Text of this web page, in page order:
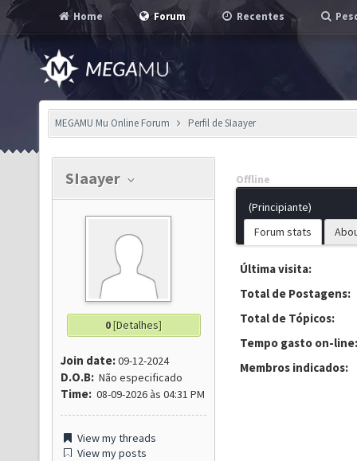
Home Forum Recentes
MEGAMU Mu Online Forum Perfil de SIaayer
SIaayer
0[Detalhes]
Join date:09-12-2024
D.O.B: Não especificado
Time: 08-09-2026 às 04:31 PM
View my threads
View my posts
Offline
(Principiante)
Forum stats
Última visita:
Total de Postagens:
Total de Tópicos:
Tempo gasto on-line:
Membros indicados: